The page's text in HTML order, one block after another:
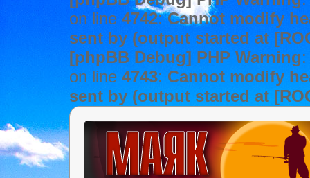
on line 4742:Cannot modify
sent by (output started at
[phpBB Debug] PHP Warning
on line 4743: Cannot modify
sent by (output started at